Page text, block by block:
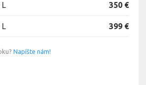
L 350 €
L 399 €
Napíšte nám!